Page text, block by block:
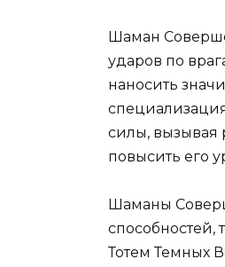
Шаман
ударов по
наносить
силы, вызывая
повысить его
Шаманы
способностей,
Тотем Темных